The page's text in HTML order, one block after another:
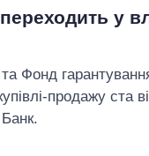
у
Фонд
продажу ста